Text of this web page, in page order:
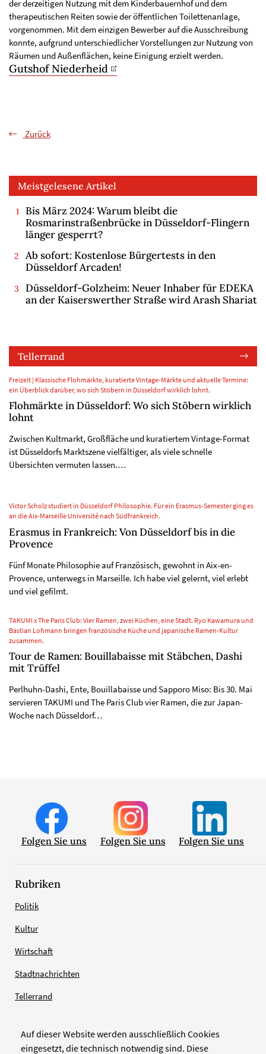
Auf dieser Website werden ausschließlich Cookies
eingesetzt, die technisch notwendig sind. Diese
der derzeitigen Nutzung mit dem Kinderbauernhof und dem
therapeutischen Reiten sowie der öffentlichen Toilettenanlage,
vorgenommen. Mit dem einzigen Bewerber auf die Ausschreibung
konnte, aufgrund unterschiedlicher Vorstellungen zur Nutzung von
Räumen und Außenflächen, keine Einigung erzielt werden.
Gutshof Niederheid
Zurück
Meistgelesene Artikel
Bis März 2024: Warum bleibt die
Rosmarinstraßenbrücke in Düsseldorf-Flingern
länger gesperrt?
Ab sofort: Kostenlose Bürgertests in den
Düsseldorf Arcaden!
Düsseldorf-Golzheim: Neuer Inhaber für EDEKA
an der Kaiserswerther Straße wird Arash Shariat
Tellerrand
Freizeit | Klassische Flohmärkte, kuratierte Vintage-Märkte und aktuelle Termine:
ein Überblick darüber, wo sich Stöbern in Düsseldorf wirklich lohnt.
Flohmärkte in Düsseldorf: Wo sich Stöbern wirklich
lohnt
Zwischen Kultmarkt, Großfläche und kuratiertem Vintage-Format
ist Düsseldorfs Marktszene vielfältiger, als viele schnelle
Übersichten vermuten lassen.…
Victor Scholz studiert in Düsseldorf Philosophie. Für ein Erasmus-Semester ging es
an die Aix-Marseille Université nach Südfrankreich.
Erasmus in Frankreich: Von Düsseldorf bis in die
Provence
Fünf Monate Philosophie auf Französisch, gewohnt in Aix-en-
Provence, unterwegs in Marseille. Ich habe viel gelernt, viel erlebt
und viel gefilmt.
TAKUMI x The Paris Club: Vier Ramen, zwei Küchen, eine Stadt. Ryo Kawamura und
Bastian Lohmann bringen französische Küche und japanische Ramen-Kultur
zusammen.
Tour de Ramen: Bouillabaisse mit Stäbchen, Dashi
mit Trüffel
Perlhuhn-Dashi, Ente, Bouillabaisse und Sapporo Miso: Bis 30. Mai
servieren TAKUMI und The Paris Club vier Ramen, die zur Japan-
Woche nach Düsseldorf…
Folgen Sie uns Folgen Sie uns Folgen Sie uns
Rubriken
Politik
Kultur
Wirtschaft
Stadtnachrichten
Tellerrand
Verlag